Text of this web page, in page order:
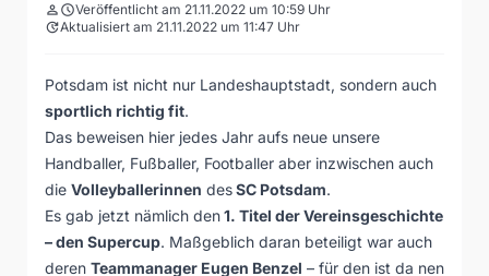
personscheduleVeröffentlicht am 21.11.2022 um 10:59 Uhr
updateAktualisiert am 21.11.2022 um 11:47 Uhr
Potsdam ist nicht nur Landeshauptstadt, sondern auch
sportlich richtig fit.
Das beweisen hier jedes Jahr aufs neue unsere
Handballer, Fußballer, Footballer aber inzwischen auch
die Volleyballerinnen desSC Potsdam.
Es gab jetzt nämlich den1. Titel der Vereinsgeschichte
– den Supercup. Maßgeblich daran beteiligt war auch
deren Teammanager Eugen Benzel – für den ist da nen